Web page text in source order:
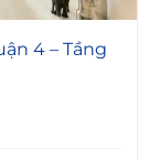
4 – Tầng